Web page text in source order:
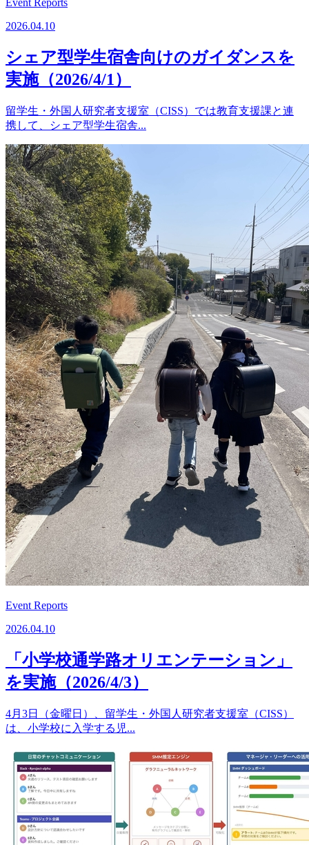
Event Reports
2026.04.10
シェア型学生宿舎向けのガイダンスを
実施（2026/4/1）
留学生・外国人研究者支援室（CISS）では教育支援課と連
携して、シェア型学生宿舎...
Event Reports
2026.04.10
「小学校通学路オリエンテーション」
を実施（2026/4/3）
4月3日（金曜日）、留学生・外国人研究者支援室（CISS）
は、小学校に入学する児...